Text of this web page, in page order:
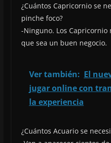
¿Cuántos Capricornio se
pinche foco?
-Ninguno. Los Capricornio
que sea un buen negocio.
Ver también: El
jugar online con
la experiencia
¿Cuántos Acuario se